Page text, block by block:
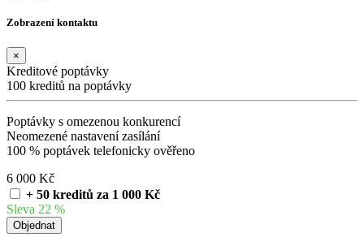
Zobrazení kontaktu
×
Kreditové poptávky
100 kreditů na poptávky
Poptávky s omezenou konkurencí
Neomezené nastavení zasílání
100 % poptávek telefonicky ověřeno
6 000 Kč
+ 50 kreditů za 1 000 Kč
Sleva 22 %